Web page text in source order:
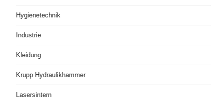
Hygienetechnik
Industrie
Kleidung
Krupp Hydraulikhammer
Lasersintern